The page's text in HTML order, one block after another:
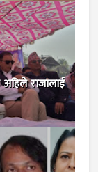
अहिले राजालाई